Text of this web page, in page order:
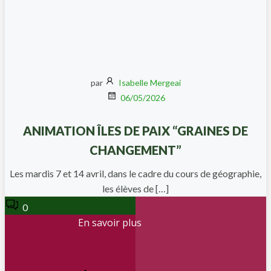
par
Isabelle Mergeai
06/05/2026
ANIMATION ÎLES DE PAIX “GRAINES DE
CHANGEMENT”
Les mardis 7 et 14 avril, dans le cadre du cours de géographie,
les élèves de […]
0
En savoir plus